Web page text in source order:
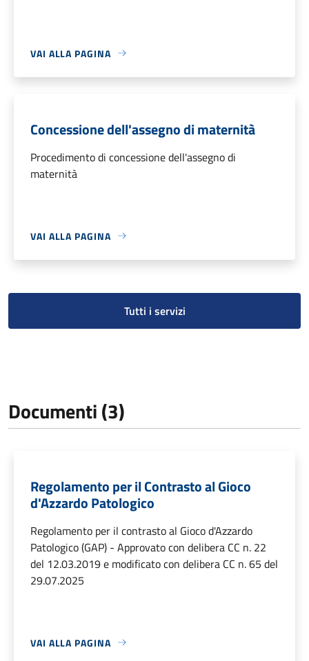
VAI ALLA PAGINA
Concessione dell'assegno di maternità
Procedimento di concessione dell'assegno di
maternità
VAI ALLA PAGINA
Tutti i servizi
Documenti (3)
Regolamento per il Contrasto al Gioco
d'Azzardo Patologico
Regolamento per il contrasto al Gioco d'Azzardo
Patologico (GAP) - Approvato con delibera CC n. 22
del 12.03.2019 e modificato con delibera CC n. 65 del
29.07.2025
VAI ALLA PAGINA